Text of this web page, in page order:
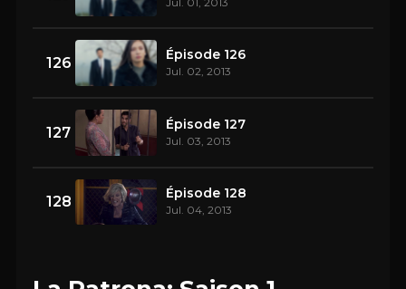
126 Épisode 126
Jul. 02, 2013
127 Épisode 127
Jul. 03, 2013
128 Épisode 128
Jul. 04, 2013